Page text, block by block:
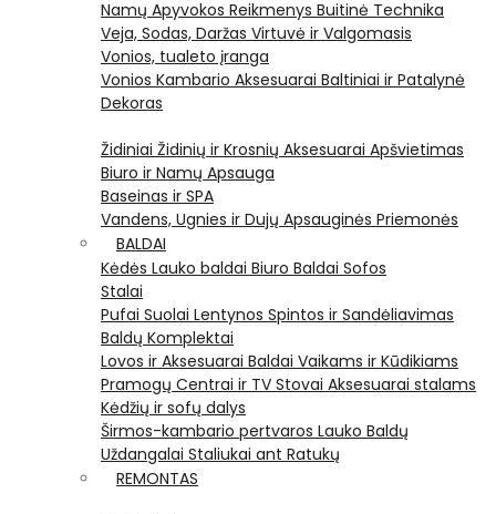
Namų Apyvokos Reikmenys Buitinė Technika
Veja, Sodas, Daržas Virtuvė ir Valgomasis
Vonios, tualeto įranga
Vonios Kambario Aksesuarai Baltiniai ir Patalynė
Dekoras
Židiniai Židinių ir Krosnių Aksesuarai Apšvietimas
Biuro ir Namų Apsauga
Baseinas ir SPA
Vandens, Ugnies ir Dujų Apsauginės Priemonės
BALDAI
Kėdės Lauko baldai Biuro Baldai Sofos
Stalai
Pufai Suolai Lentynos Spintos ir Sandėliavimas
Baldų Komplektai
Lovos ir Aksesuarai Baldai Vaikams ir Kūdikiams
Pramogų Centrai ir TV Stovai Aksesuarai stalams
Kėdžių ir sofų dalys
Širmos-kambario pertvaros Lauko Baldų
Uždangalai Staliukai ant Ratukų
REMONTAS